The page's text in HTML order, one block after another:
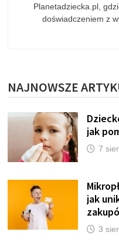
Planetadziecka.pl,
doświadczeniem z
NAJNOWSZE
jak
7
jak
3